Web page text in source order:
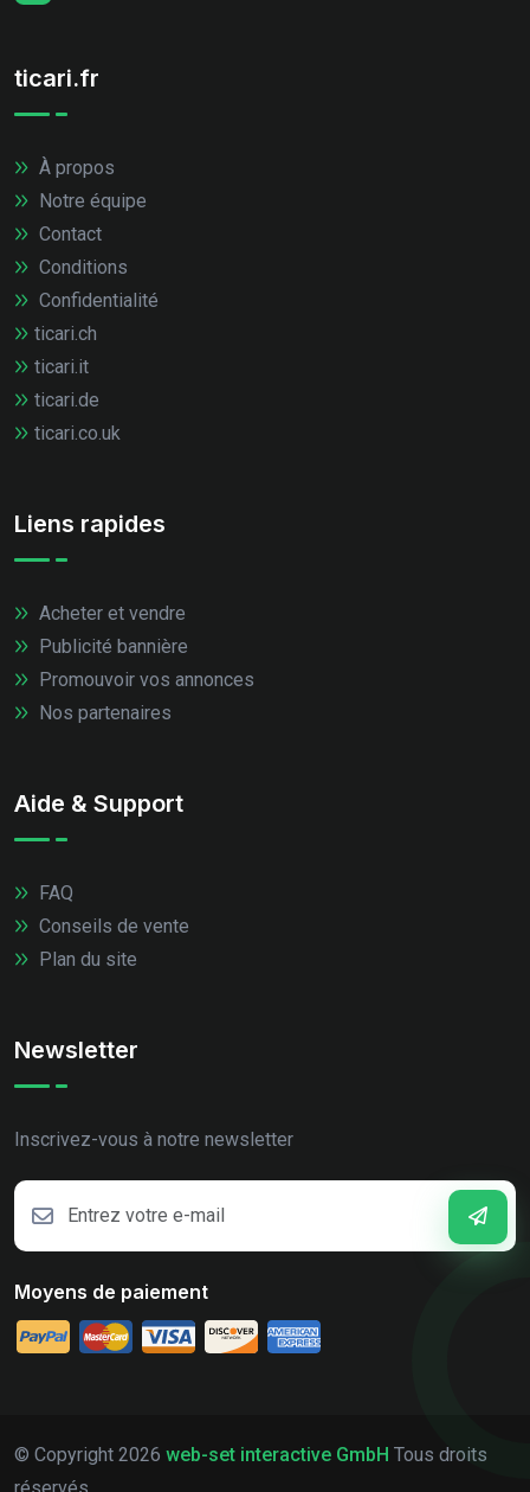
ticari.fr
À propos
Notre équipe
Contact
Conditions
Confidentialité
ticari.ch
ticari.it
ticari.de
ticari.co.uk
Liens rapides
Acheter et vendre
Publicité bannière
Promouvoir vos annonces
Nos partenaires
Aide & Support
FAQ
Conseils de vente
Plan du site
Newsletter
Inscrivez-vous à notre newsletter
Moyens de paiement
© Copyright 2026 web-set interactive GmbH Tous droits